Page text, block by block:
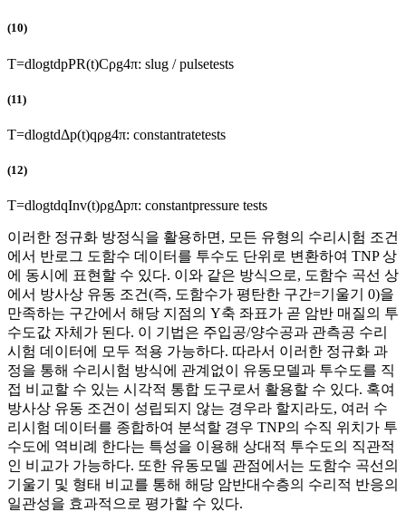
(10)
T=dlogtdpPR(t)Cρg4π: slug /pulsetests
(11)
T=dlogtdΔp(t)qρg4π: constantratetests
(12)
T=dlogtdqInv(t)ρgΔpπ: constantpressure tests
이러한 정규화 방정식을 활용하면, 모든 유형의 수리시험 조건
에서 반로그 도함수 데이터를 투수도 단위로 변환하여 TNP 상
에 동시에 표현할 수 있다. 이와 같은 방식으로, 도함수 곡선 상
에서 방사상 유동 조건(즉, 도함수가 평탄한 구간=기울기 0)을
만족하는 구간에서 해당 지점의 Y축 좌표가 곧 암반 매질의 투
수도값 자체가 된다. 이 기법은 주입공/양수공과 관측공 수리
시험 데이터에 모두 적용 가능하다. 따라서 이러한 정규화 과
정을 통해 수리시험 방식에 관계없이 유동모델과 투수도를 직
접 비교할 수 있는 시각적 통합 도구로서 활용할 수 있다. 혹여
방사상 유동 조건이 성립되지 않는 경우라 할지라도, 여러 수
리시험 데이터를 종합하여 분석할 경우 TNP의 수직 위치가 투
수도에 역비례 한다는 특성을 이용해 상대적 투수도의 직관적
인 비교가 가능하다. 또한 유동모델 관점에서는 도함수 곡선의
기울기 및 형태 비교를 통해 해당 암반대수층의 수리적 반응의
일관성을 효과적으로 평가할 수 있다.